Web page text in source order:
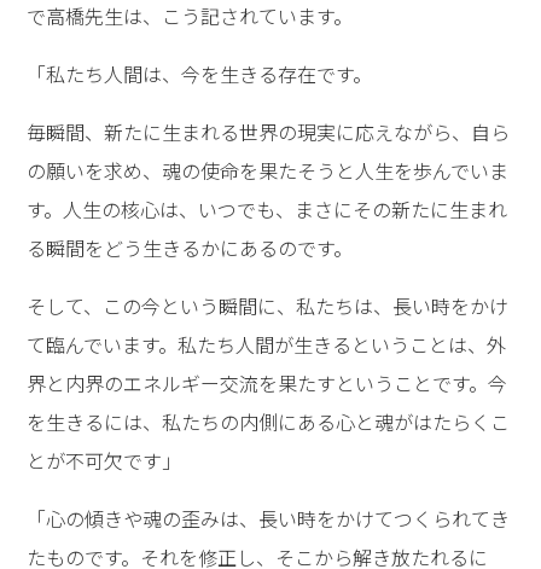
で高橋先生は、こう記されています。
「私たち人間は、今を生きる存在です。
毎瞬間、新たに生まれる世界の現実に応えながら、自ら
の願いを求め、魂の使命を果たそうと人生を歩んでいま
す。人生の核心は、いつでも、まさにその新たに生まれ
る瞬間をどう生きるかにあるのです。
そして、この今という瞬間に、私たちは、長い時をかけ
て臨んでいます。私たち人間が生きるということは、外
界と内界のエネルギー交流を果たすということです。今
を生きるには、私たちの内側にある心と魂がはたらくこ
とが不可欠です」
「心の傾きや魂の歪みは、長い時をかけてつくられてき
たものです。それを修正し、そこから解き放たれるに